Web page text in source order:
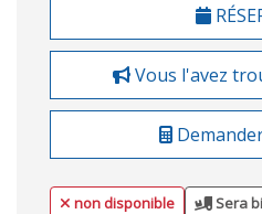
Vous l'avez
non disponible
Sera